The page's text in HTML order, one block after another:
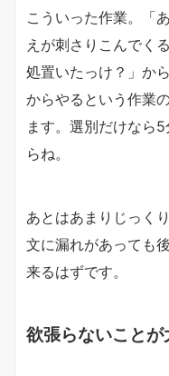
こういった作業。「
えが刺さりこんでく
処置いたっけ？」か
からやるという作業
ます。選別だけなら
らね。
あとはあまりじっく
文に漏れがあっても
来るはずです。
欲張らないことが